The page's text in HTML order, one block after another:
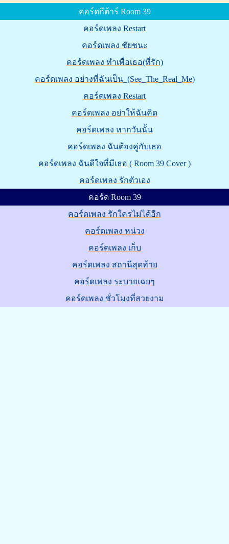
คอร์ดกีต้าร์ Room 39
คอร์ดเพลง Restart
คอร์ดเพลง ชัยชนะ
คอร์ดเพลง ทำเพื่อเธอ(ที่รัก)
คอร์ดเพลง อย่างที่ฉันเป็น_(See_The_Real_Me)
คอร์ดเพลง Restart
คอร์ดเพลง อย่าให้ฉันคิด
คอร์ดเพลง หากวันนั้น
คอร์ดเพลง ฉันต้องคู่กับเธอ
คอร์ดเพลง ฉันดีใจที่มีเธอ ( Room 39 Cover )
คอร์ดเพลง รักตัวเอง
คอร์ด Room 39
คอร์ดเพลง รักใครไม่ได้อีก
คอร์ดเพลง หน่วง
คอร์ดเพลง เก็บ
คอร์ดเพลง สถานีสุดท้าย
คอร์ดเพลง ระบายเฉยๆ
คอร์ดเพลง ชั่วโมงที่สวยงาม